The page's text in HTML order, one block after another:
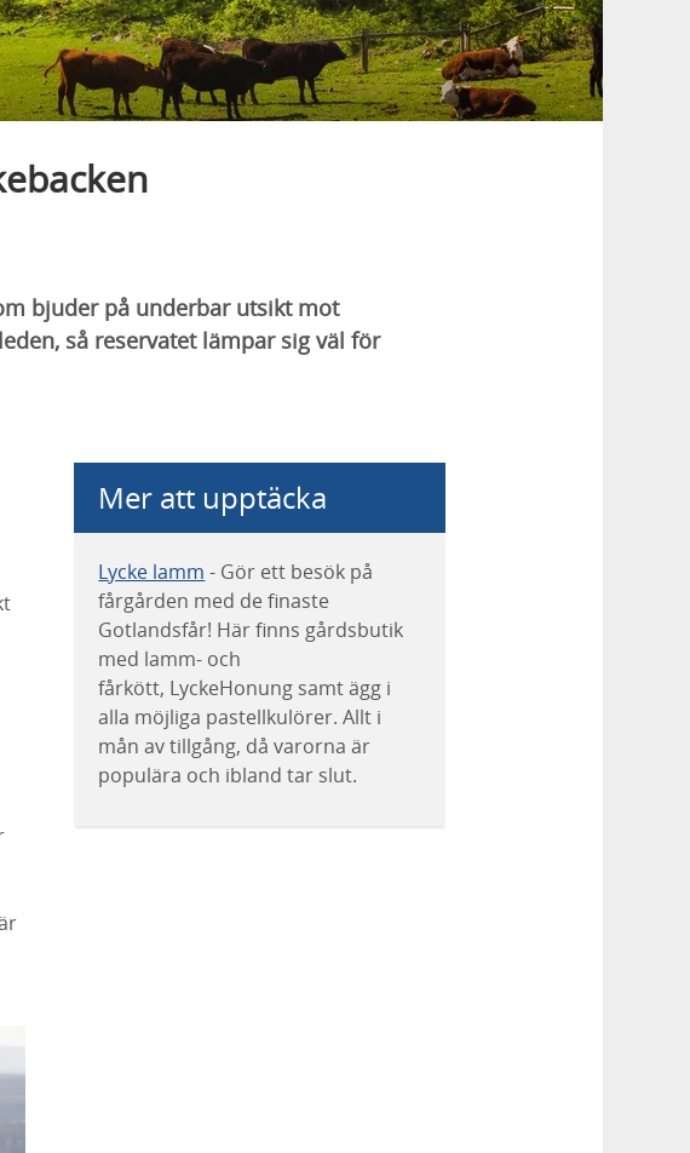
bjuder på underbar utsikt mot
så reservatet lämpar sig väl för
Mer att upptäcka
Lycke lamm - Gör ett besök på
fårgården med de finaste
Gotlandsfår! Här finns gårdsbutik
med lamm- och
fårkött, LyckeHonung samt ägg i
alla möjliga pastellkulörer. Allt i
mån av tillgång, då varorna är
populära och ibland tar slut.